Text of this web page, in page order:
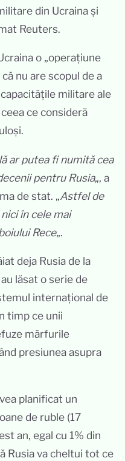
din Ucraina și
Reuters.
o „operațiune
nu are scopul de a
militare ale
ce consideră
ar putea fi numită cea
pentru Rusia„, a
de stat. „Astfel de
în cele mai
Rece„.
deja Rusia de la
lăsat o serie de
internațional de
timp ce unii
mărfurile
presiunea asupra
planificat un
de ruble (17
an, egal cu 1% din
Rusia va cheltui tot ce